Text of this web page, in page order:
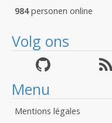
984personen online
Volg ons
Menu
Mentions légales